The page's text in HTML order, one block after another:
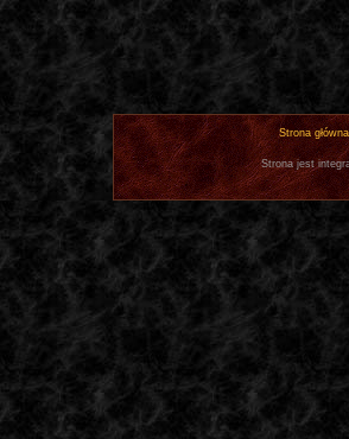
Strona główna
Strona jest